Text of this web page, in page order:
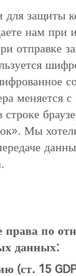
для защиты
нам при
отправке
меняется
Мы
права по
данных:
(ст. 15